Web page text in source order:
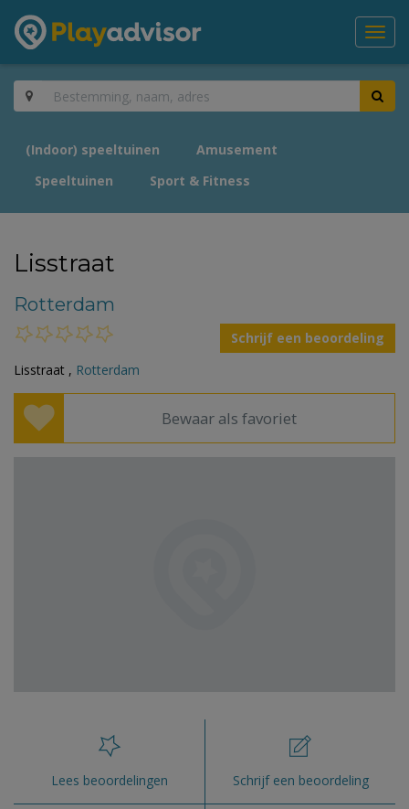
(Indoor) speeltuinen
Amusement
Speeltuinen
Sport & Fitness
Lisstraat
Rotterdam
Schrijf een beoordeling
Lisstraat , Rotterdam
Bewaar als favoriet
Lees beoordelingen Schrijf een beoordeling